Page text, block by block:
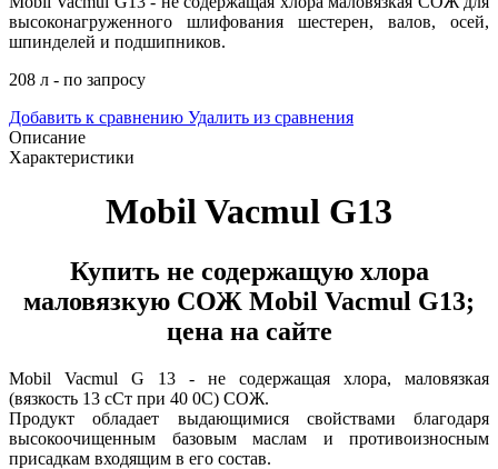
высоконагруженного шлифования шестерен, валов, осей,
шпинделей и подшипников.
208 л - по запросу
Добавить к сравнению Удалить из сравнения
Описание
Характеристики
Mobil Vacmul G13
Купить не содержащую хлора
маловязкую СОЖ Mobil Vacmul G13;
цена на сайте
Mobil Vacmul G 13 - не содержащая хлора, маловязкая
(вязкость 13 сСт при 40 0С) СОЖ.
Продукт обладает выдающимися свойствами благодаря
высокоочищенным базовым маслам и противоизносным
присадкам входящим в его состав.